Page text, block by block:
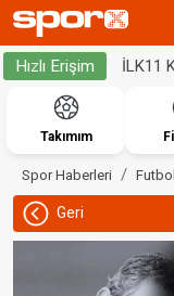
Hızlı Erişim İLK11
Takımım
Spor Haberleri Futbol
Geri